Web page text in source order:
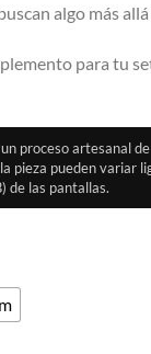
algo más
para tu
proceso artesanal
pieza pueden variar
de las pantallas.